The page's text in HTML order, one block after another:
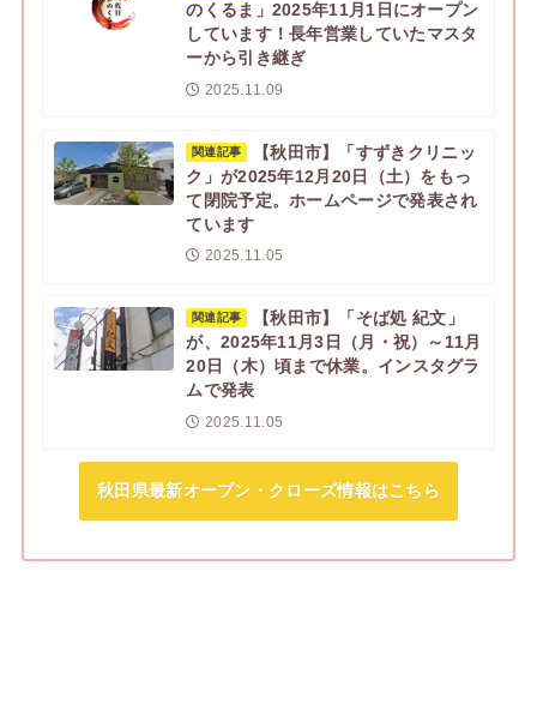
のくるま」2025年11月1日にオープン
しています！長年営業していたマスタ
ーから引き継ぎ
2025.11.09
関連記事
【秋田市】「すずきクリニッ
ク」が2025年12月20日（土）をもっ
て閉院予定。ホームページで発表され
ています
2025.11.05
関連記事
【秋田市】「そば処 紀文」
が、2025年11月3日（月・祝）～11月
20日（木）頃まで休業。インスタグラ
ムで発表
2025.11.05
秋田県最新オープン・クローズ情報はこちら